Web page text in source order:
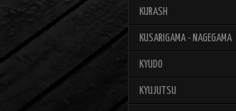
KURASH
KUSARIGAMA - NAGEGAMA
KYUDO
KYUJUTSU